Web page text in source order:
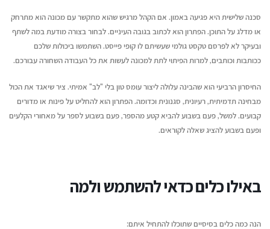
סכנה שלישית היא פגיעה באמון. אם הקהל מרגיש שהוא מתקשר עם מכונה הוא מתרחק
או מדלג על התוכן. הפתרון הוא לכתוב בגובה העיניים. לבחור בצורה מודעת במה לשתף
ובעיקר לא לפרסם טקסט גולמי שעשיתם לו קופי פייסט. השתמשו ביכולות שלכם
ככותבות וכותבים, למרות הפיתוי לתת למכונה לעשות את כל העבודה השחורה עבורכם.
החיסרון הרביעי הוא שהבינה עלולה ליצור עומס טון בלי "לב" אמיתי. ציר שיאגד את הכול
מבחינה תדמיתית, רעיונית, סגנונית וכדומה. הפתרון הוא להחליט על פינות או מדורים
קבועים. למשל, פעם בשבוע להביא קטע מהספר, פעם בשבוע לספר על מאחורי הקלעים
ופעם בשבוע להציג שאלה לקוראים.
באילו כלים כדאי להשתמש ולמה
הנה כמה כלים בסיסיים שתוכלו להתחיל איתם: